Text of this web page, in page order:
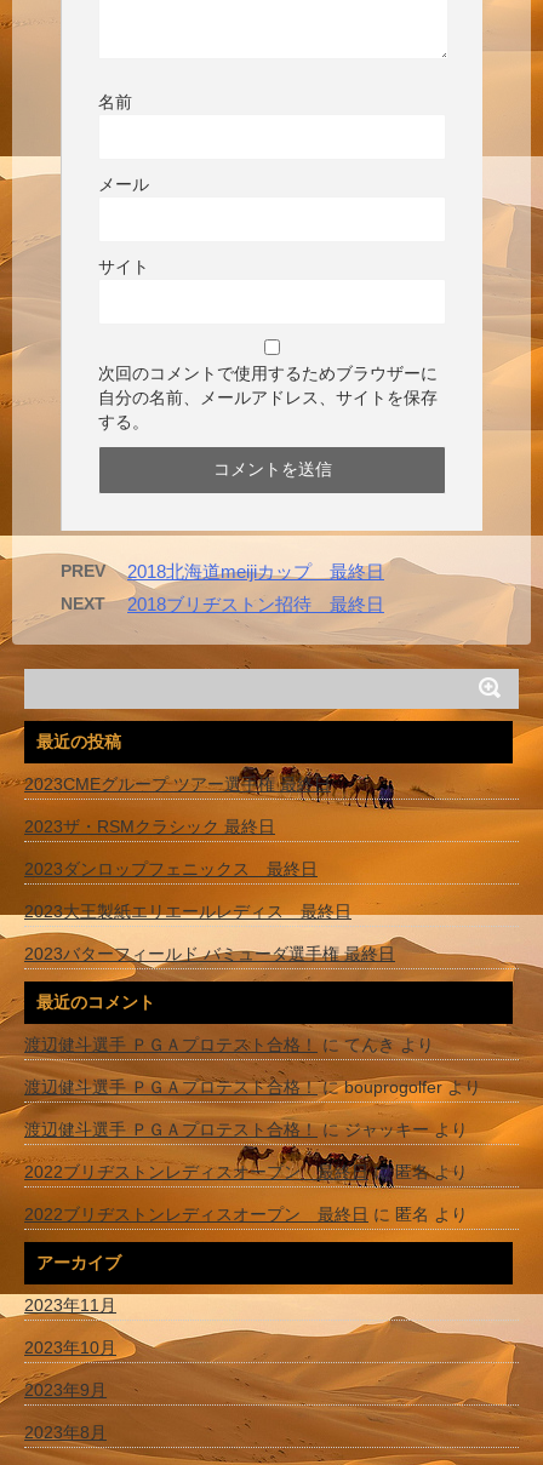
名前
メール
サイト
次回のコメントで使用するためブラウザーに
自分の名前、メールアドレス、サイトを保存
する。
PREV 2018北海道meijiカップ 最終日
NEXT 2018ブリヂストン招待 最終日
最近の投稿
2023CMEグループ ツアー選手権 最終日
2023ザ・RSMクラシック 最終日
2023ダンロップフェニックス 最終日
2023大王製紙エリエールレディス 最終日
2023バターフィールド バミューダ選手権 最終日
最近のコメント
渡辺健斗選手 ＰＧＡプロテスト合格！ にてんきより
渡辺健斗選手 ＰＧＡプロテスト合格！にbouprogolferより
渡辺健斗選手 ＰＧＡプロテスト合格！にジャッキーより
2022ブリヂストンレディスオープン 最終日に匿名より
2022ブリヂストンレディスオープン 最終日 に 匿名 より
アーカイブ
2023年11月
2023年10月
2023年9月
2023年8月